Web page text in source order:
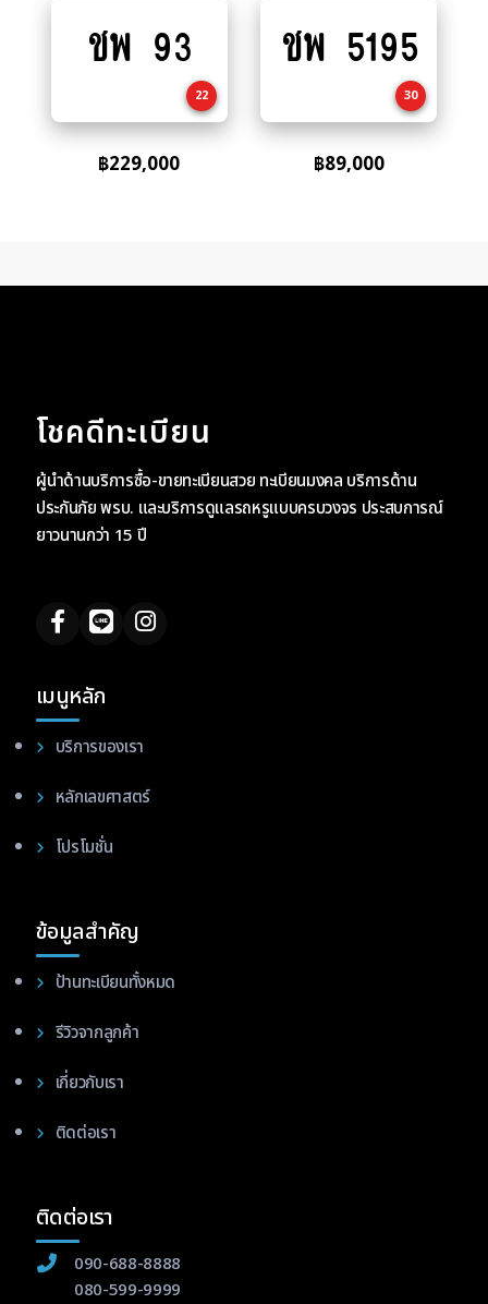
to
ชพ 93
22
฿229,000
ชพ 5195
30
฿89,000
โชคดีทะเบียน
ผู้นำด้านบริการซื้อ-ขายทะเบียนสวย ทะเบียนมงคล บริการด้าน
ประกันภัย พรบ. และบริการดูแลรถหรูแบบครบวงจร ประสบการณ์
ยาวนานกว่า 15 ปี
เมนูหลัก
บริการของเรา
หลักเลขศาสตร์
โปรโมชั่น
ข้อมูลสำคัญ
ป้านทะเบียนทั้งหมด
รีวิวจากลูกค้า
เกี่ยวกับเรา
ติดต่อเรา
ติดต่อเรา
090-688-8888
080-599-9999